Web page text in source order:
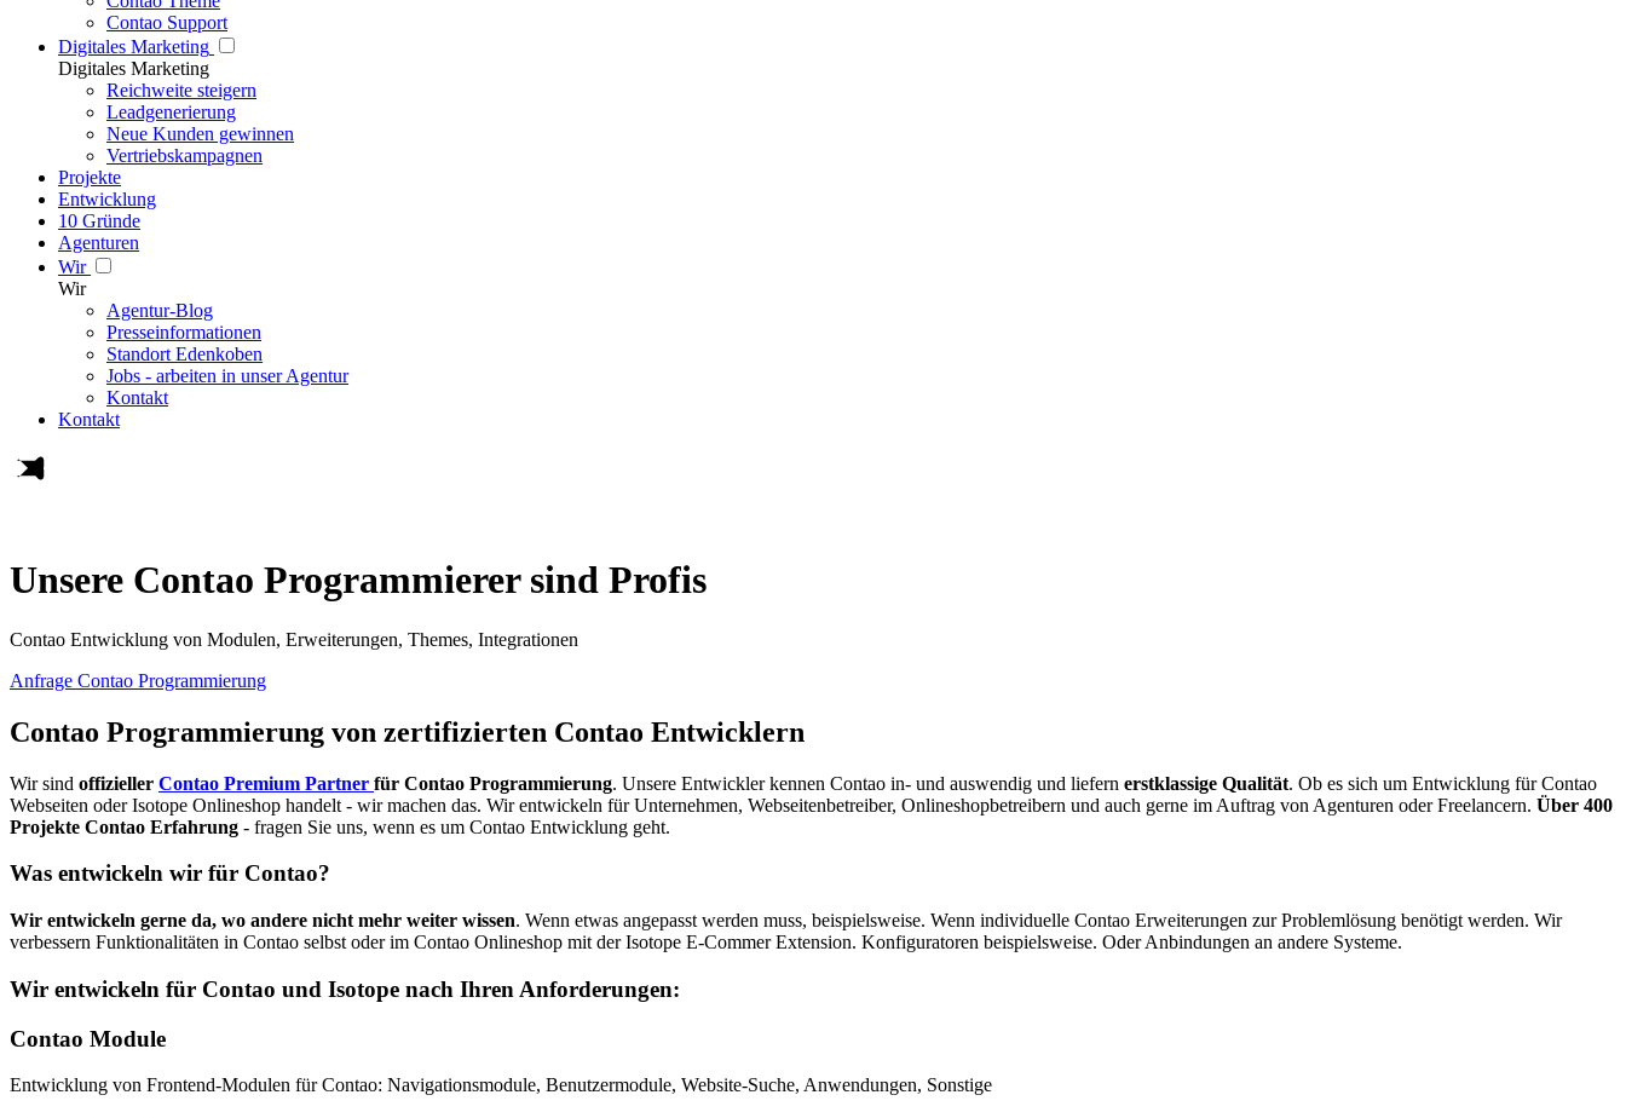
Contao Support
Digitales Marketing
Digitales Marketing
Reichweite steigern
Leadgenerierung
Neue Kunden gewinnen
Vertriebskampagnen
Projekte
Entwicklung
10 Gründe
Agenturen
Wir
Wir
Agentur-Blog
Presseinformationen
Standort Edenkoben
Jobs - arbeiten in unser Agentur
Kontakt
Kontakt
Unsere Contao Programmierer sind Profis
Contao Entwicklung von Modulen, Erweiterungen, Themes, Integrationen
Anfrage Contao Programmierung
Contao Programmierung von zertifizierten Contao Entwicklern
Wir sind offizieller Contao Premium Partner für Contao Programmierung. Unsere Entwickler kennen Contao in- und auswendig und liefern erstklassige Qualität. Ob es sich um Entwicklung für Contao
Webseiten oder Isotope Onlineshop handelt - wir machen das. Wir entwickeln für Unternehmen, Webseitenbetreiber, Onlineshopbetreibern und auch gerne im Auftrag von Agenturen oder Freelancern. Über 400
Projekte Contao Erfahrung - fragen Sie uns, wenn es um Contao Entwicklung geht.
Was entwickeln wir für Contao?
Wir entwickeln gerne da, wo andere nicht mehr weiter wissen. Wenn etwas angepasst werden muss, beispielsweise. Wenn individuelle Contao Erweiterungen zur Problemlösung benötigt werden. Wir
verbessern Funktionalitäten in Contao selbst oder im Contao Onlineshop mit der Isotope E-Commer Extension. Konfiguratoren beispielsweise. Oder Anbindungen an andere Systeme.
Wir entwickeln für Contao und Isotope nach Ihren Anforderungen:
Contao Module
Entwicklung von Frontend-Modulen für Contao: Navigationsmodule, Benutzermodule, Website-Suche, Anwendungen, Sonstige